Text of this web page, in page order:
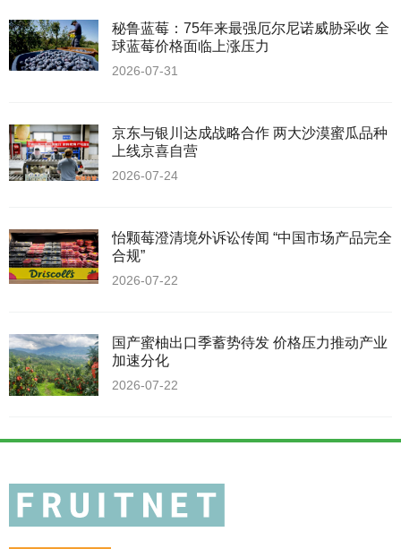
秘鲁蓝莓：75年来最强厄尔尼诺威胁采收 全
球蓝莓价格面临上涨压力
2026-07-31
京东与银川达成战略合作 两大沙漠蜜瓜品种
上线京喜自营
2026-07-24
怡颗莓澄清境外诉讼传闻 “中国市场产品完全
合规”
2026-07-22
国产蜜柚出口季蓄势待发 价格压力推动产业
加速分化
2026-07-22